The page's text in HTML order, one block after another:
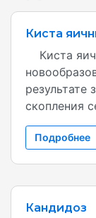
Киста
Киста
скопления
Подробнее
Кандидоз